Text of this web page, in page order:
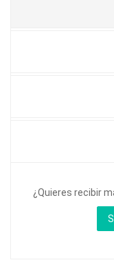
¿Quieres recibir